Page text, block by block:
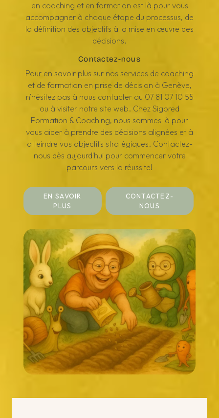
en coaching et en formation est là pour vous
accompagner à chaque étape du processus, de
la définition des objectifs à la mise en œuvre des
décisions.
Contactez-nous
Pour en savoir plus sur nos services de coaching
et de formation en prise de décision à Genève,
n'hésitez pas à nous contacter au 07 81 07 10 55
ou à visiter notre site web. Chez Sigored
Formation & Coaching, nous sommes là pour
vous aider à prendre des décisions alignées et à
atteindre vos objectifs stratégiques. Contactez-
nous dès aujourd'hui pour commencer votre
parcours vers la réussite!
EN SAVOIR
PLUS
CONTACTEZ-
NOUS